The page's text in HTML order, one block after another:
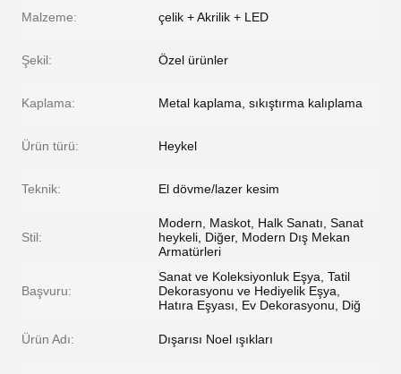
Malzeme: çelik + Akrilik + LED
Şekil: Özel ürünler
Kaplama: Metal kaplama, sıkıştırma kalıplama
Ürün türü: Heykel
Teknik: El dövme/lazer kesim
Stil:
Modern, Maskot, Halk Sanatı, Sanat
heykeli, Diğer, Modern Dış Mekan
Armatürleri
Başvuru:
Sanat ve Koleksiyonluk Eşya, Tatil
Dekorasyonu ve Hediyelik Eşya,
Hatıra Eşyası, Ev Dekorasyonu, Diğ
Ürün Adı: Dışarısı Noel ışıkları